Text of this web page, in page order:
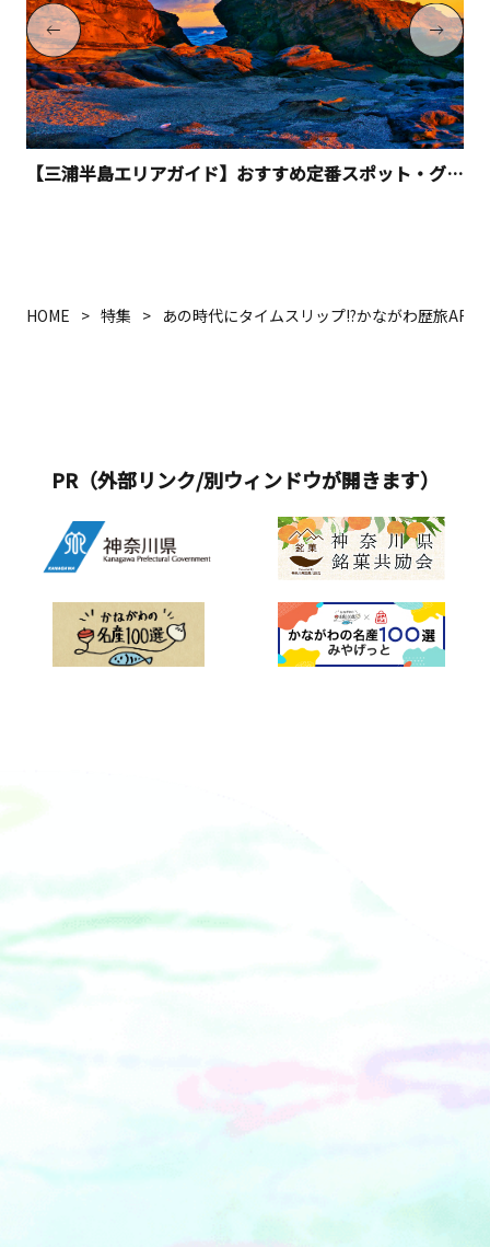
【三浦半島エリアガイド】おすすめ定番スポット・グルメ・お土産特集
HOME 特集 あの時代にタイムスリップ!?かながわ歴旅AR
PR（外部リンク/別ウィンドウが開きます）